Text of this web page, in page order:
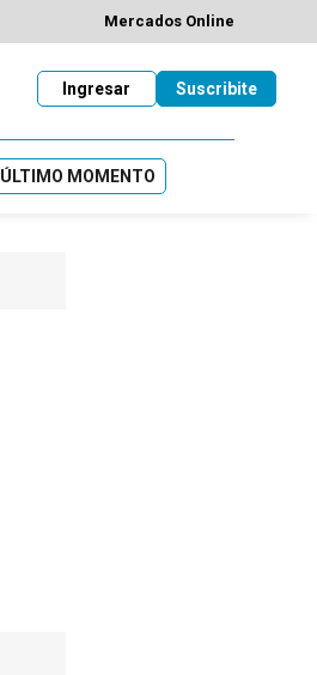
Mercados Online
Suscribite
Ingresar
ÚLTIMO MOMENTO